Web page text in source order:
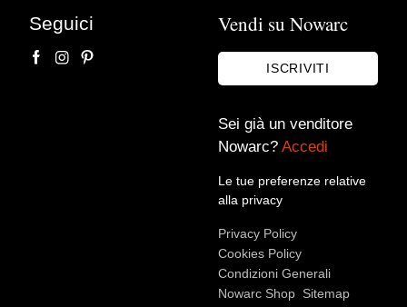
Accetto le condizioni sullaprivacy policy*.
Voglio rimanere aggiornato sulle ultime novità.
Seguici Vendi su Nowarc
ISCRIVITI
Sei già un venditore
Nowarc? Accedi
Le tue preferenze relative
alla privacy
Privacy Policy
Cookies Policy
Condizioni Generali
Nowarc Shop Sitemap